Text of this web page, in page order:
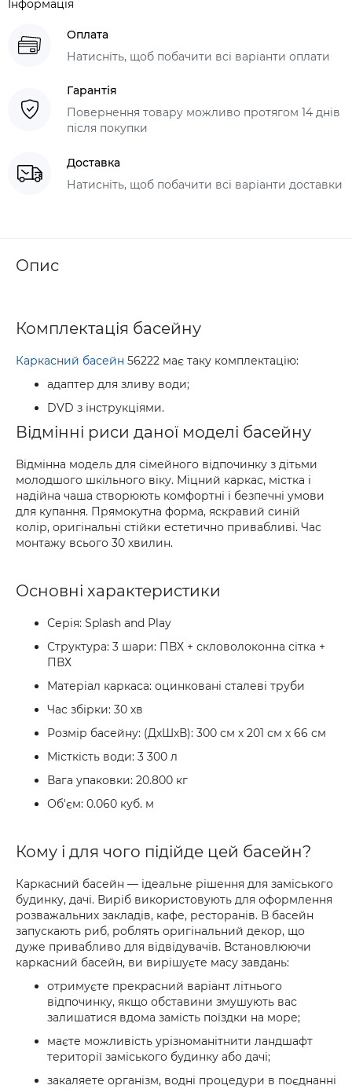
Інформація
Оплата
Натисніть, щоб побачити всі варіанти оплати
Гарантія
Повернення товару можливо протягом 14 днів
після покупки
Доставка
Натисніть, щоб побачити всі варіанти доставки
Опис
Комплектація басейну
Каркасний басейн 56222 має таку комплектацію:
адаптер для зливу води;
DVD з інструкціями.
Відмінні риси даної моделі басейну
Відмінна модель для сімейного відпочинку з дітьми
молодшого шкільного віку. Міцний каркас, містка і
надійна чаша створюють комфортні і безпечні умови
для купання. Прямокутна форма, яскравий синій
колір, оригінальні стійки естетично привабливі. Час
монтажу всього 30 хвилин.
Основні характеристики
Серія: Splash and Play
Структура: 3 шари: ПВХ + скловолоконна сітка +
ПВХ
Матеріал каркаса: оцинковані сталеві труби
Час збірки: 30 хв
Розмір басейну: (ДхШхВ): 300 см х 201 см х 66 см
Місткість води: 3 300 л
Вага упаковки: 20.800 кг
Об'єм: 0.060 куб. м
Кому і для чого підійде цей басейн?
Каркасний басейн — ідеальне рішення для заміського
будинку, дачі. Виріб використовують для оформлення
розважальних закладів, кафе, ресторанів. В басейн
запускають риб, роблять оригінальний декор, що
дуже привабливо для відвідувачів. Встановлюючи
каркасний басейн, ви вирішуєте масу завдань:
отримуєте прекрасний варіант літнього
відпочинку, якщо обставини змушують вас
залишатися вдома замість поїздки на море;
маєте можливість урізноманітнити ландшафт
території заміського будинку або дачі;
закаляете організм, водні процедури в поєднанні